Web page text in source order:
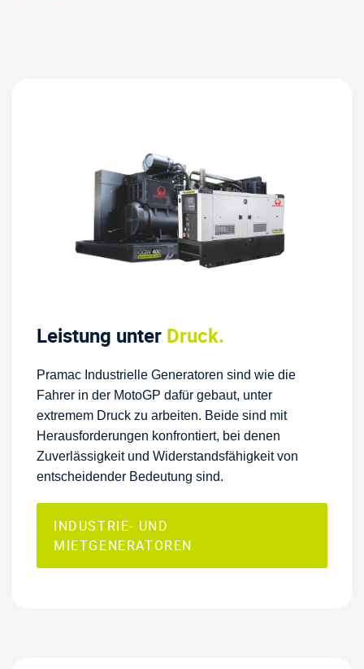
Leistung unter Druck.
Pramac Industrielle Generatoren sind wie die
Fahrer in der MotoGP dafür gebaut, unter
extremem Druck zu arbeiten. Beide sind mit
Herausforderungen konfrontiert, bei denen
Zuverlässigkeit und Widerstandsfähigkeit von
entscheidender Bedeutung sind.
INDUSTRIE- UND
MIETGENERATOREN